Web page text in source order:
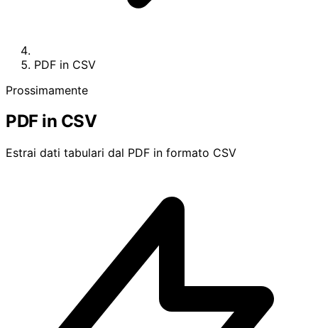
PDF in CSV
Prossimamente
PDF in CSV
Estrai dati tabulari dal PDF in formato CSV